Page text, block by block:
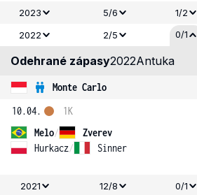
2023
5/6 1/2
2022
2/5 0/1
Odehrané zápasy2022Antuka
Monte Carlo
10.04.
Melo/
Zverev
Hurkacz/ Sinner
1K
2021 12/8 0/1